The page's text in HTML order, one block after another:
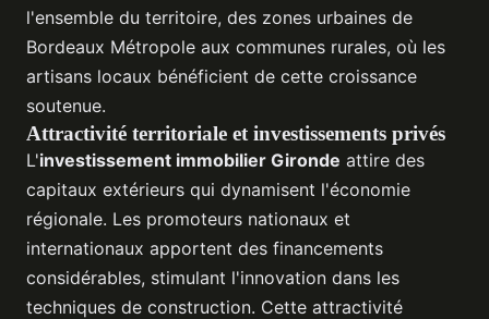
l'ensemble du territoire, des zones urbaines de
Bordeaux Métropole aux communes rurales, où les
artisans locaux bénéficient de cette croissance
soutenue.
Attractivité territoriale et investissements privés
L'investissement immobilier Gironde attire des
capitaux extérieurs qui dynamisent l'économie
régionale. Les promoteurs nationaux et
internationaux apportent des financements
considérables, stimulant l'innovation dans les
techniques de construction. Cette attractivité